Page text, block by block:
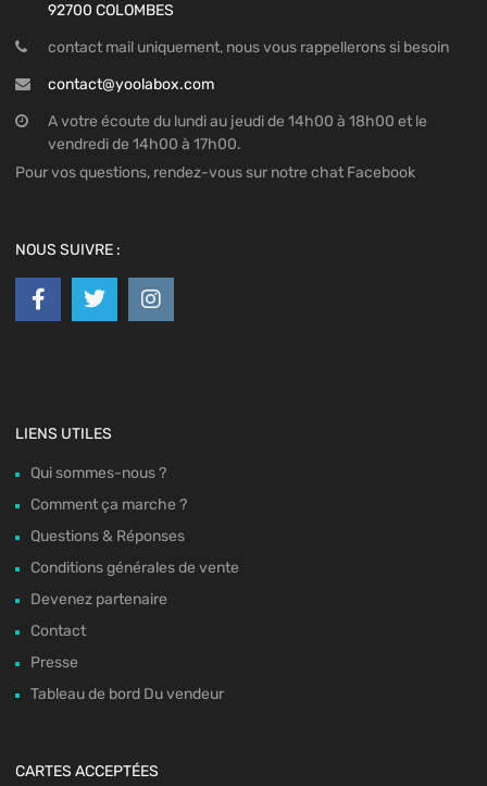
92700 COLOMBES
contact mail uniquement, nous vous rappellerons si besoin
contact@yoolabox.com
A votre écoute du lundi au jeudi de 14h00 à 18h00 et le
vendredi de 14h00 à 17h00.
Pour vos questions, rendez-vous sur notre chat Facebook
NOUS SUIVRE :
LIENS UTILES
Qui sommes-nous ?
Comment ça marche ?
Questions & Réponses
Conditions générales de vente
Devenez partenaire
Contact
Presse
Tableau de bord Du vendeur
CARTES ACCEPTÉES